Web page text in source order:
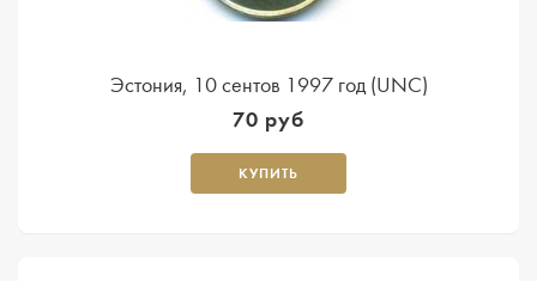
Эстония, 10 сентов 1997 год (UNC)
70 руб
КУПИТЬ